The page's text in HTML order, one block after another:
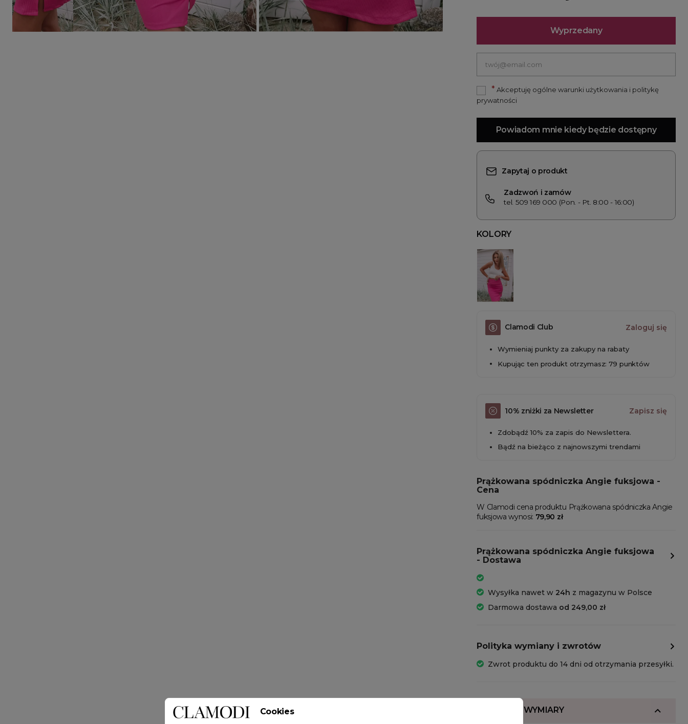
Wyprzedany
* Akceptuję ogólne warunki użytkowania i politykę
prywatności
Powiadom mnie kiedy będzie dostępny
Zapytaj o produkt
Zadzwoń i zamów
tel. 509 169 000 (Pon. - Pt. 8:00 - 16:00)
KOLORY
Clamodi Club Zaloguj się
Wymieniaj punkty za zakupy na rabaty
Kupując ten produkt otrzymasz: 79 punktów
10% zniżki za Newsletter Zapisz się
Zdobądź 10% za zapis do Newslettera.
Bądź na bieżąco z najnowszymi trendami
Prążkowana spódniczka Angie fuksjowa -
Cena
W Clamodi cena produktu Prążkowana spódniczka Angie
fuksjowa wynosi: 79,90 zł
Prążkowana spódniczka Angie fuksjowa
- Dostawa
Wysyłka nawet w 24h z magazynu w Polsce
Darmowa dostawa od 249,00 zł
Polityka wymiany i zwrotów
Zwrot produktu do 14 dni od otrzymania przesyłki.
SKŁAD I WYMIARY
Cookies